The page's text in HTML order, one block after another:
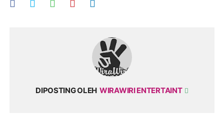
DIPOSTING OLEH WIRAWIRI ENTERTAINT